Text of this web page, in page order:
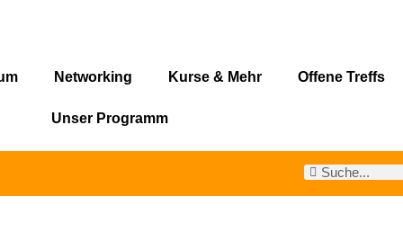
Networking Kurse & Mehr Offene Treffs
Unser Programm